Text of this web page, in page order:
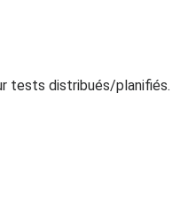
tests distribués/planifiés.